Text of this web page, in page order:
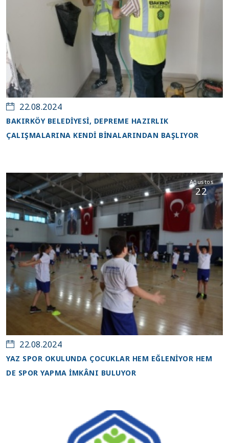
22.08.2024
BAKIRKÖY BELEDİYESİ, DEPREME HAZIRLIK
ÇALIŞMALARINA KENDİ BİNALARINDAN BAŞLIYOR
Ağustos
22
22.08.2024
YAZ SPOR OKULUNDA ÇOCUKLAR HEM EĞLENİYOR HEM
DE SPOR YAPMA İMKÂNI BULUYOR